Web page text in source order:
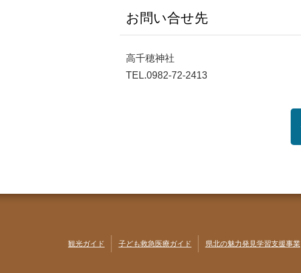
お問い合せ先
高千穂神社
TEL.0982-72-2413
観光ガイド 子ども救急医療ガイド 県北の魅力発見学習支援事業